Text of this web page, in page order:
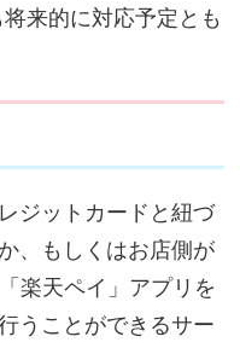
来的に対応予定とも
ジットカードと紐づ
、もしくはお店側が
楽天ペイ」アプリを
うことができるサー